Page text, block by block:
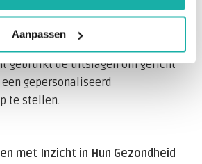
Aanpassen
direct medische opvolging nodig is
door het medische team van
gebruikt de uitslagen om gericht
gepersonaliseerd
te stellen.
met Inzicht in Hun Gezondheid